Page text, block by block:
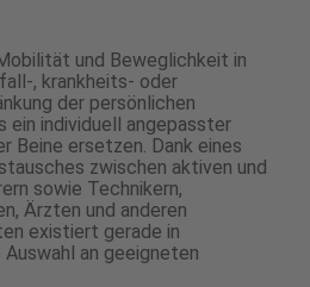
und Beweglichkeit in
, krankheits- oder
der persönlichen
ein individuell angepasster
Beine ersetzen. Dank eines
zwischen aktiven und
sowie Technikern,
Ärzten und anderen
existiert gerade in
an geeigneten